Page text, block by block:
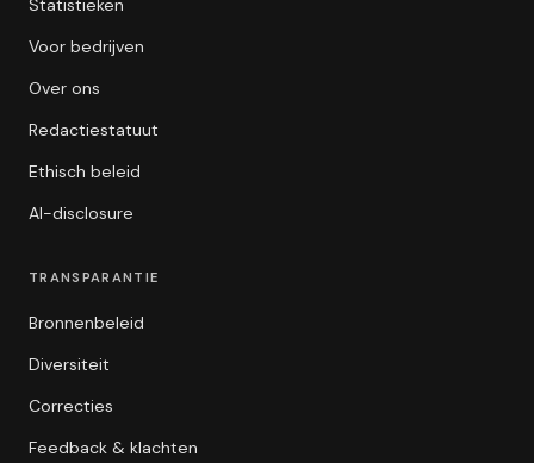
Statistieken
Voor bedrijven
Over ons
Redactiestatuut
Ethisch beleid
AI-disclosure
TRANSPARANTIE
Bronnenbeleid
Diversiteit
Correcties
Feedback & klachten